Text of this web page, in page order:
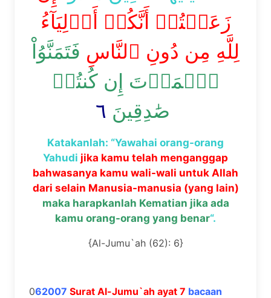
زَعَمۡتُمۡ أَنَّكُمۡ أَوۡلِيَآءُ
لِلَّهِ مِن دُونِ ٱلنَّاسِ فَتَمَنَّوُاْ
ٱلۡمَوۡتَ إِن كُنتُمۡ
صَٰدِقِينَ ٦
Katakanlah: “Yawahai orang-orang
Yahudi jika kamu telah menganggap
bahwasanya kamu wali-wali untuk Allah
dari selain Manusia-manusia (yang lain)
maka harapkanlah Kematian jika ada
kamu orang-orang yang benar“.
{Al-Jumu`ah (62): 6}
062007 Surat Al-Jumu`ah ayat 7 bacaan